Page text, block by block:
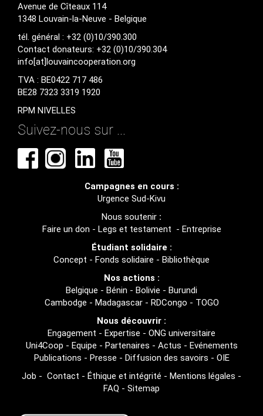
Avenue de Cîteaux 114
1348 Louvain-la-Neuve - Belgique
tél. général : +32 (0)10/390.300
Contact donateurs: +32 (0)10/390.304
info[at]louvaincooperation.org
TVA : BE0422 717 486
BE28 7323 3319 1920
RPM NIVELLES
Suivez-nous sur ...
Campagnes en cours :
Urgence Sud-Kivu
Nous soutenir :
Faire un don - Legs et testament - Entreprise
Étudiant solidaire :
Concept - Fonds solidaire - Bibliothèque
Nos actions :
Belgique - Bénin - Bolivie - Burundi
Cambodge - Madagascar- RDCongo - TOGO
Nous découvrir :
Engagement - Expertise - ONG universitaire
Uni4Coop - Equipe - Partenaires - Actus - Evénements
Publications - Presse - Diffusion des savoirs - OIE
Job - Contact - Éthique et intégrité - Mentions légales -
FAQ - Sitemap